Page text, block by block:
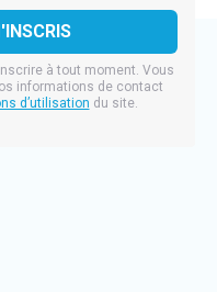
à tout moment. Vous
informations de contact
d’utilisation du site.